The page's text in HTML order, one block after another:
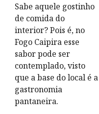
Sabe aquele gostinho
de comida do
interior? Pois é, no
Fogo Caipira esse
sabor pode ser
contemplado, visto
que a base do local é a
gastronomia
pantaneira.